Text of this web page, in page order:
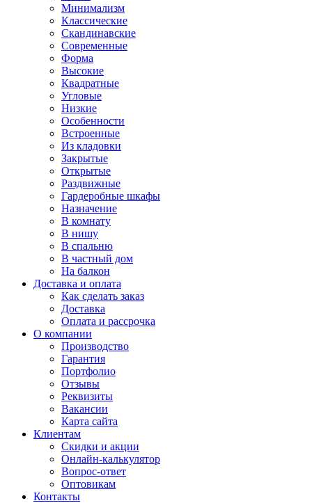
Минимализм
Классические
Скандинавские
Современные
Форма
Высокие
Квадратные
Угловые
Низкие
Особенности
Встроенные
Из кладовки
Закрытые
Открытые
Раздвижные
Гардеробные шкафы
Назначение
В комнату
В нишу
В спальню
В частный дом
На балкон
Доставка и оплата
Как сделать заказ
Доставка
Оплата и рассрочка
О компании
Производство
Гарантия
Портфолио
Отзывы
Реквизиты
Вакансии
Карта сайта
Клиентам
Скидки и акции
Онлайн-калькулятор
Вопрос-ответ
Оптовикам
Контакты